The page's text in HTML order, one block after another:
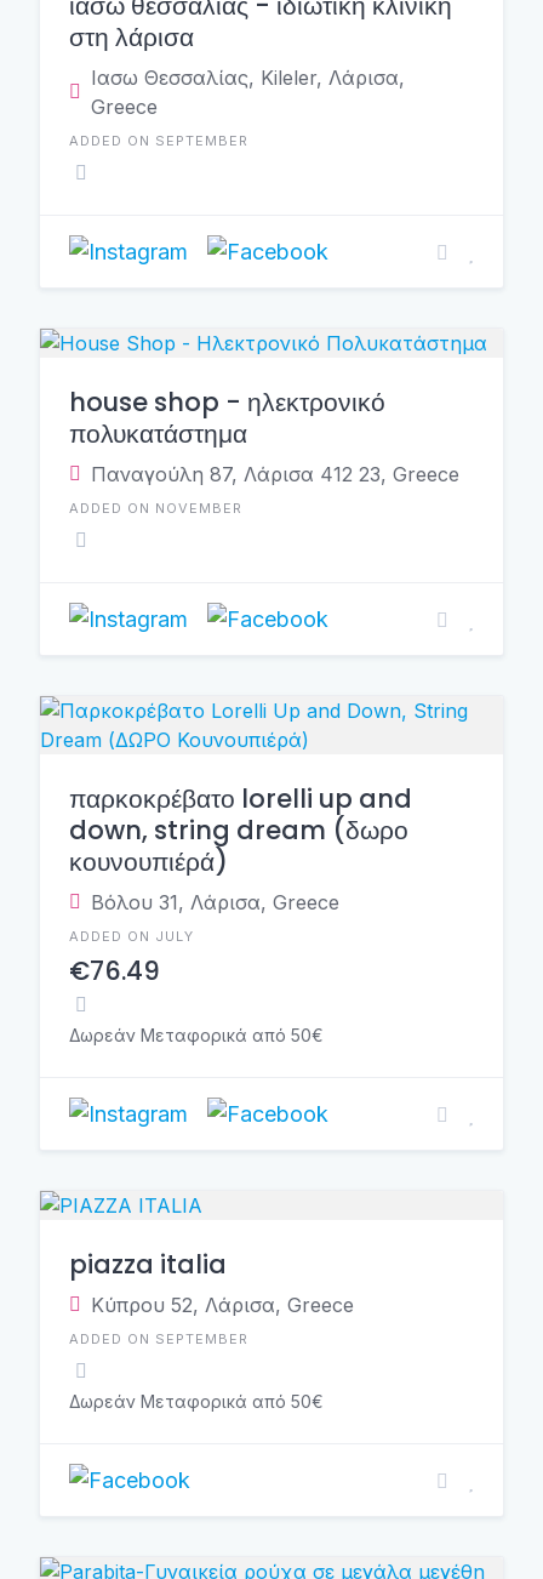
στη λάρισα
Ιασω Θεσσαλίας, Kileler, Λάρισα,
Greece
ADDED ON SEPTEMBER
house shop - ηλεκτρονικό
πολυκατάστημα
Παναγούλη 87, Λάρισα 412 23, Greece
ADDED ON NOVEMBER
παρκοκρέβατο lorelli up and
down, string dream (δωρο
κουνουπιέρά)
Βόλου 31, Λάρισα, Greece
ADDED ON JULY
€76.49
Δωρεάν Μεταφορικά από 50€
piazza italia
Κύπρου 52, Λάρισα, Greece
ADDED ON SEPTEMBER
Δωρεάν Μεταφορικά από 50€